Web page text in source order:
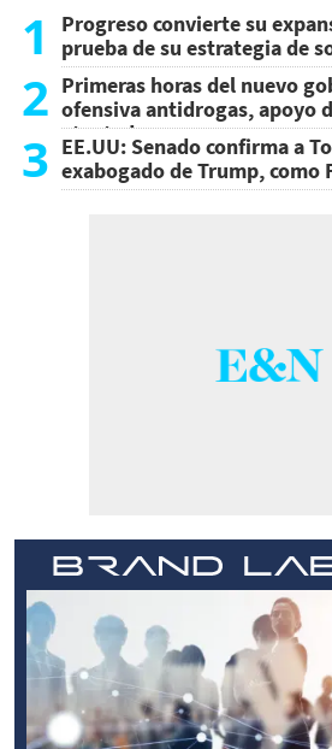
1
Progreso convierte su
prueba de su estrategia de
2 Primeras horas del nuevo
ofensiva antidrogas, apoyo
atentado
3 EE.UU: Senado confirma a
exabogado de Trump, como